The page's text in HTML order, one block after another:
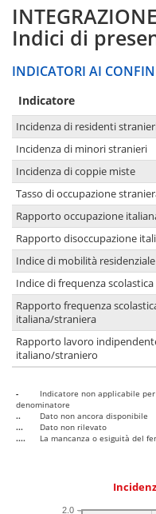
Indici di
INDICATORI AI
Indicatore
Incidenza di residenti
Incidenza di minori stranieri
Incidenza di coppie miste
Tasso di occupazione
Rapporto occupazione
Rapporto disoccupazione
Indice di mobilità
Indice di frequenza
Rapporto frequenza
italiana/straniera
Rapporto lavoro
italiano/straniero
-
Indicatore non applicabile
denominatore
..
Dato non ancora disponibile
...
Dato non rilevato
....
La mancanza o esiguità del
2.0